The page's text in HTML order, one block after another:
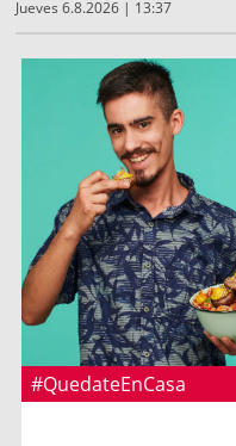
Jueves 6.8.2026 | 13:37
#QuedateEnCasa